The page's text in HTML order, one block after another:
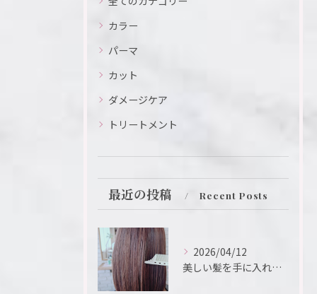
カラー
パーマ
カット
ダメージケア
トリートメント
最近の投稿 Recent Posts
2026/04/12
美しい髪を手に入れるための鍵は、ヘアサロンの選択にあります。